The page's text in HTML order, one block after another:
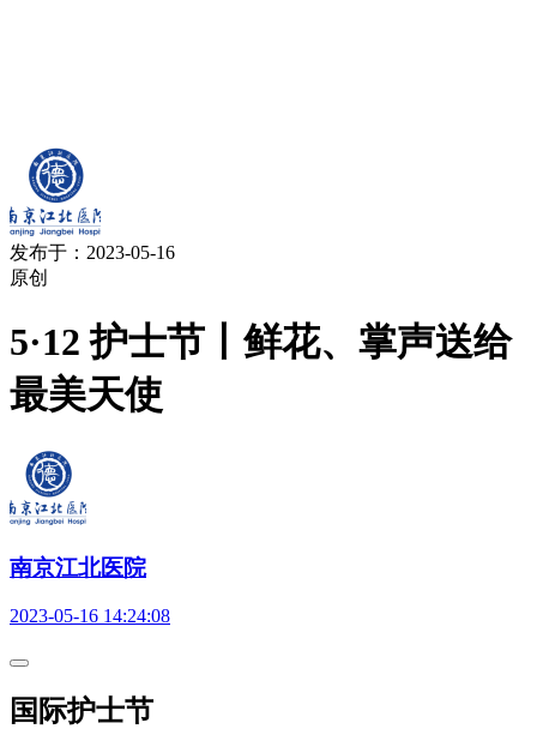
发布于：2023-05-16
原创
5·12 护士节丨鲜花、掌声送给
最美天使
南京江北医院
2023-05-16 14:24:08
国际护士节